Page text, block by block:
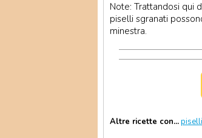
Note: Trattandosi qui
piselli sgranati
minestra.
Altre ricette con...piselli